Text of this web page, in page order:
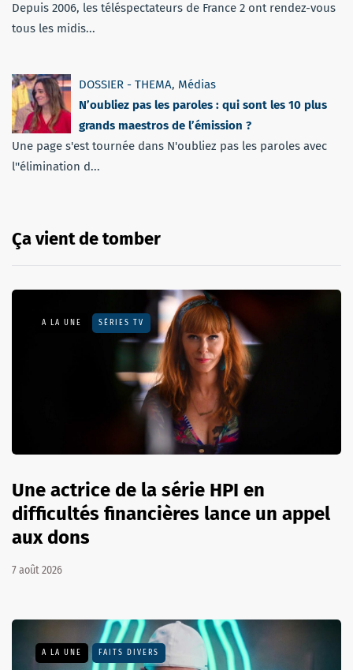
Depuis 2006, les téléspectateurs de France 2 ont rendez-vous
tous les midis...
DOSSIER - THEMA, Médias
N’oubliez pas les paroles : qui sont les 10 plus
grands maestros de l’émission ?
Une page s'est tournée dans N'oubliez pas les paroles avec
l''élimination d...
Ça vient de tomber
A LA UNE SÉRIES TV
Une actrice de la série HPI en
difficultés financières lance un appel
aux dons
7 août 2026
A LA UNE FAITS DIVERS